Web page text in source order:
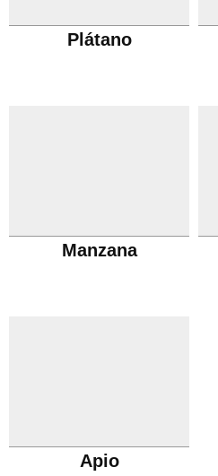
Plátano
Manzana
Apio